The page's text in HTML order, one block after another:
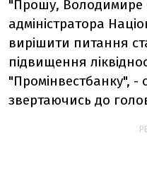
"Прошу, Володимире
адміністратора
вирішити питання
підвищення
"Промінвестбанку", -
звертаючись до